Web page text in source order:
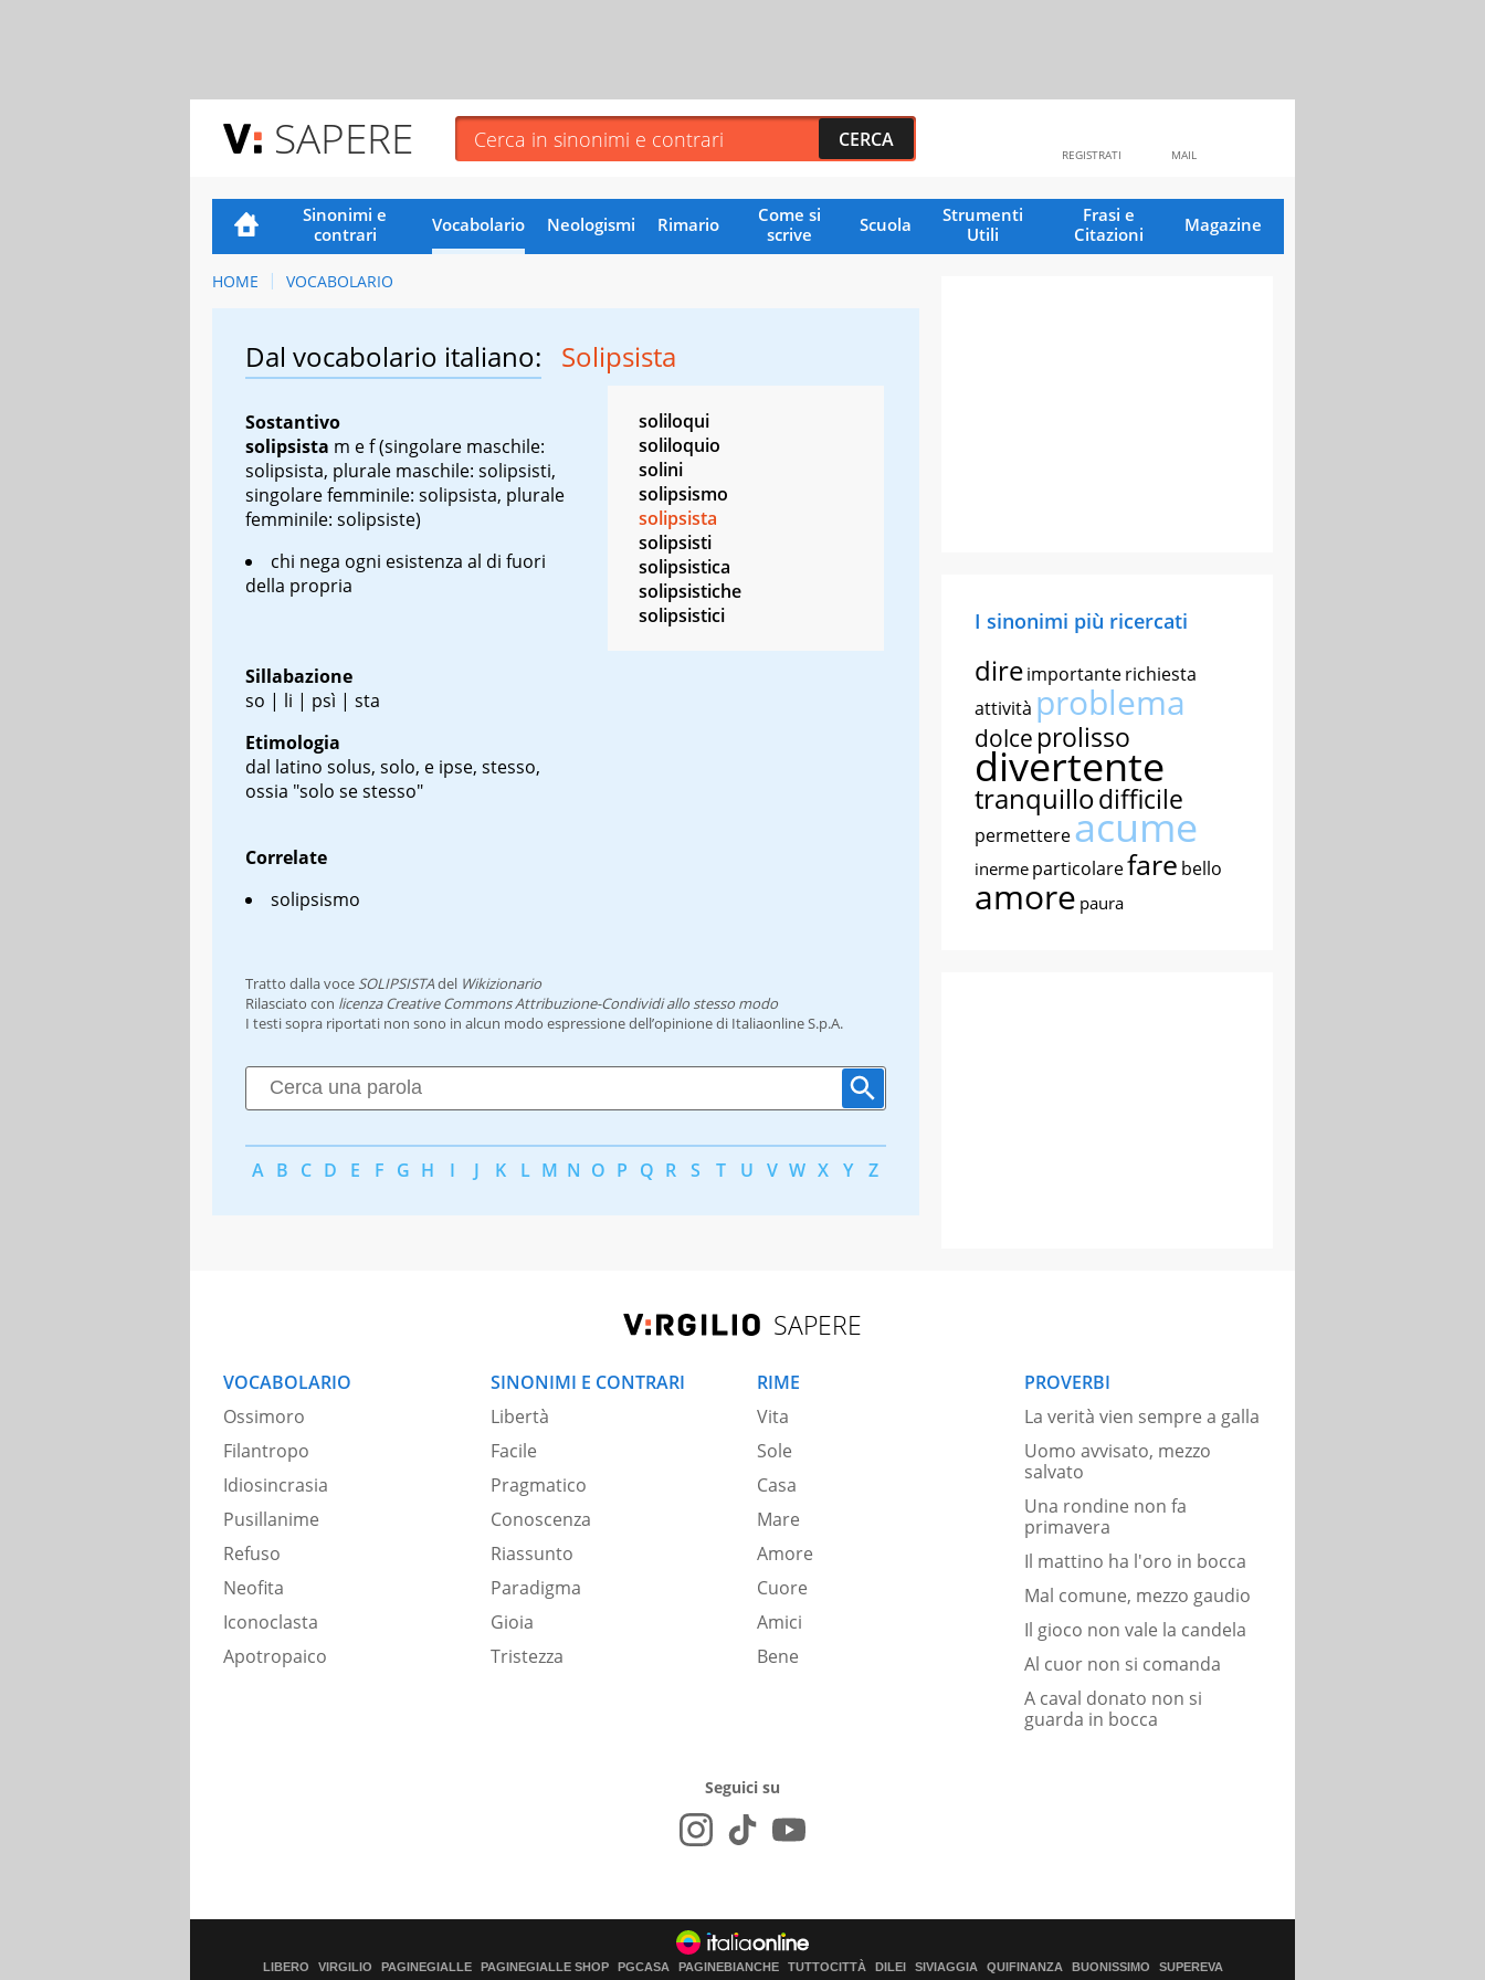
SAPERE MAIL
REGISTRATI
Sinonimi e
contrari
Vocabolario Neologismi Rimario
Come si
scrive
Scuola
Strumenti
Utili
Frasi e
Citazioni
Magazine
HOME VOCABOLARIO
Dal vocabolario italiano: Solipsista
Sostantivo
solipsista m ef(singolare maschile:
solipsista, plurale maschile: solipsisti,
singolare femminile: solipsista, plurale
femminile: solipsiste)
chi nega ogni esistenza al di fuori
della propria
Sillabazione
so | li | psì | sta
Etimologia
dal latino solus, solo, e ipse, stesso,
ossia "solo se stesso"
Correlate
solipsismo
soliloqui
soliloquio
solini
solipsismo
solipsista
solipsisti
solipsistica
solipsistiche
solipsistici
Tratto dalla voce SOLIPSISTAdel Wikizionario
Rilasciato con licenza Creative Commons Attribuzione-Condividi allo stesso modo
I testi sopra riportati non sono in alcun modo espressione dell’opinione di Italiaonline S.p.A.
A B C D E F G H I J K L M N O P Q R S T U V W X Y Z
I sinonimi più ricercati
direimportanterichiesta
attività problema
dolce prolisso
divertente
tranquillodifficile
permettereacume
inerme particolarefare bello
amore paura
SAPERE
VOCABOLARIO
Ossimoro
Filantropo
Idiosincrasia
Pusillanime
Refuso
Neofita
Iconoclasta
Apotropaico
SINONIMI E CONTRARI
Libertà
Facile
Pragmatico
Conoscenza
Riassunto
Paradigma
Gioia
Tristezza
RIME
Vita
Sole
Casa
Mare
Amore
Cuore
Amici
Bene
PROVERBI
La verità vien sempre a galla
Uomo avvisato, mezzo
salvato
Una rondine non fa
primavera
Il mattino ha l'oro in bocca
Mal comune, mezzo gaudio
Il gioco non vale la candela
Al cuor non si comanda
A caval donato non si
guarda in bocca
Seguici su
LIBERO VIRGILIO PAGINEGIALLE PAGINEGIALLE SHOP PGCASA PAGINEBIANCHE TUTTOCITTÀ DILEI SIVIAGGIA QUIFINANZA BUONISSIMO SUPEREVA